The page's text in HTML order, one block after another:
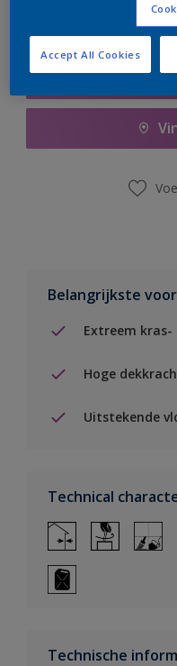
Belangrijkste
Extreem
Hoge
Uitstekende
Technical
Technische
Accept All Cookies